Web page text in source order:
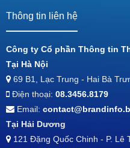
Thông tin liên hệ
Công ty Cổ phần Thông tin
Tại Hà Nội
69 B1, Lạc Trung - Hai Bà
Điện thoại: 08.3456.8179
Email:
Tại Hải Dương
121 Đặng Quốc Chinh - P. Lê